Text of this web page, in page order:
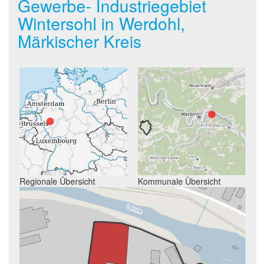
Gewerbe- Industriegebiet
Wintersohl in Werdohl,
Märkischer Kreis
Regionale Übersicht Kommunale Übersicht